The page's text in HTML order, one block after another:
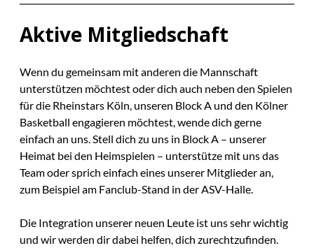
Aktive Mitgliedschaft
Wenn du gemeinsam mit anderen die Mannschaft
unterstützen möchtest oder dich auch neben den Spielen
für die Rheinstars Köln, unseren Block A und den Kölner
Basketball engagieren möchtest, wende dich gerne
einfach an uns. Stell dich zu uns in Block A – unserer
Heimat bei den Heimspielen – unterstütze mit uns das
Team oder sprich einfach eines unserer Mitglieder an,
zum Beispiel am Fanclub-Stand in der ASV-Halle.
Die Integration unserer neuen Leute ist uns sehr wichtig
und wir werden dir dabei helfen, dich zurechtzufinden.